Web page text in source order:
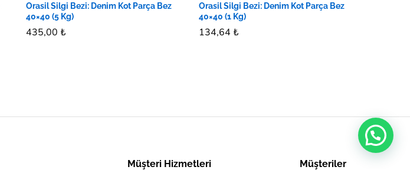
Orasil Silgi Bezi: Denim Kot Parça Bez
40×40 (5 Kg)
435,00 ₺
435,00 ₺
Orasil Silgi Bezi: Denim Kot Parça Bez
40×40 (1 Kg)
134,64 ₺
134,64 ₺
Müşteri Hizmetleri Müşteriler